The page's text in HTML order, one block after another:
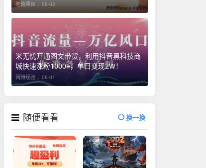
卷轴项目 ， 08-02
米无忧开通图文带货，利用抖音黑科技商
城快速涨粉1000+，单日变现2W！
网赚经验 ， 08-01
随便看看 换一换